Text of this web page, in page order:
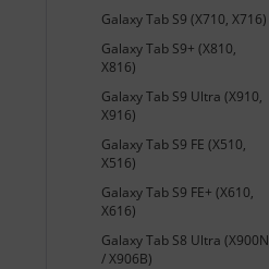
Galaxy Tab S9 (X710, X716)
Galaxy Tab S9+ (X810,
X816)
Galaxy Tab S9 Ultra (X910,
X916)
Galaxy Tab S9 FE (X510,
X516)
Galaxy Tab S9 FE+ (X610,
X616)
Galaxy Tab S8 Ultra (X900N
/ X906B)